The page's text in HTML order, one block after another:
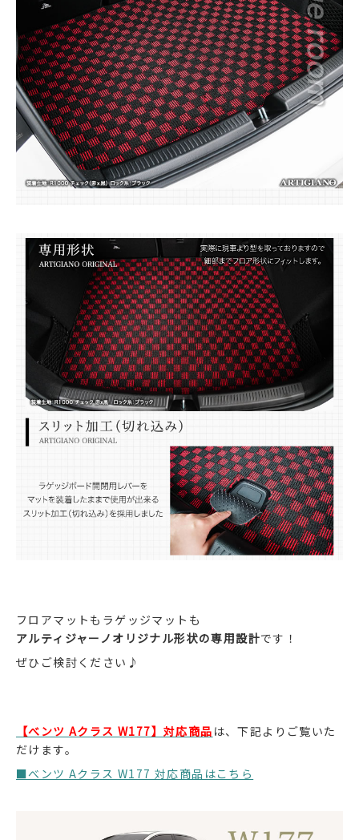
フロアマットもラゲッジマットも
アルティジャーノオリジナル形状の専用設計です！
ぜひご検討ください♪
【べンツ Aクラス W177】対応商品 は、下記よりご覧いた
だけます。
■べンツ Aクラス W177 対応商品はこちら